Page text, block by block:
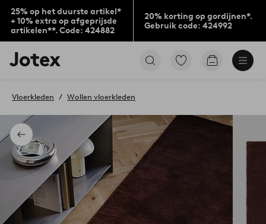
25% op het duurste artikel*
+ 10% extra op afgeprijsde
artikelen**. Code: 424882
20% korting op gordijnen*.
Gebruik code: 424992
Jotex
logo
to
home
page
Ga
Go
Terug
Vloerkleden Wollen vloerkleden